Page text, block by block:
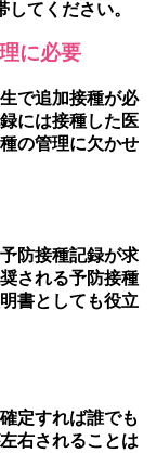
てください。
に必要
で追加接種が必
には接種した医
の管理に欠かせ
防接種記録が求
される予防接種
書としても役立
定すれば誰でも
右されることは